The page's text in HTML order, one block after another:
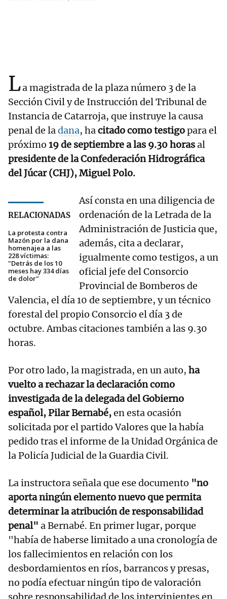
La magistrada de la plaza número 3 de la
Sección Civil y de Instrucción del Tribunal de
Instancia de Catarroja, que instruye la causa
penal de ladana, hacitado como testigopara el
próximo 19 de septiembre a las 9.30 horasal
presidente de la Confederación Hidrográfica
del Júcar (CHJ), Miguel Polo.
RELACIONADAS
La protesta contra
Mazón por la dana
homenajea a las
228 víctimas:
"Detrás de los 10
meses hay 334 días
de dolor"
Así consta en una diligencia de
ordenación de la Letrada de la
Administración de Justicia que,
además, cita a declarar,
igualmente como testigos, a un
oficial jefe del Consorcio
Provincial de Bomberos de
Valencia, el día 10 de septiembre, y un técnico
forestal del propio Consorcio el día 3 de
octubre. Ambas citaciones también a las 9.30
horas.
Por otro lado, la magistrada, en un auto, ha
vuelto a rechazar la declaración como
investigada de la delegada del Gobierno
español, Pilar Bernabé,en esta ocasión
solicitada por el partido Valores que la había
pedido tras el informe de la Unidad Orgánica de
la Policía Judicial de la Guardia Civil.
La instructora señala que ese documento "no
aporta ningún elemento nuevo que permita
determinar la atribución de responsabilidad
penal" a Bernabé. En primer lugar, porque
"había de haberse limitado a una cronología de
los fallecimientos en relación con los
desbordamientos en ríos, barrancos y presas,
no podía efectuar ningún tipo de valoración